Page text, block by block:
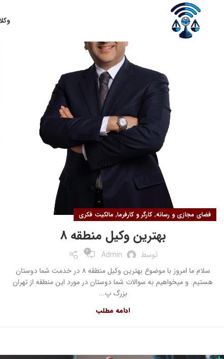
فضای مجازی و رسانه, کارگر و کارفرما, مالکیت فکری
بهترین وکیل منطقه 8
توسط Admin
2
سلام ما امروز با موضوع بهترین وکیل منطقه 8 در خدمت شما دوستان
هستیم. و میخواهیم به سوالات شما دوستان در مورد این منطقه از تهران
بزرگ پ...
ادامه مطلب